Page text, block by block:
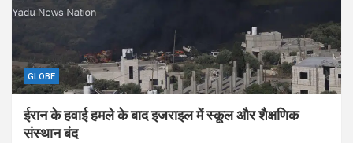
GLOBE
ईरान के हवाई हमले के बाद इजराइल में स्कूल और शैक्षणिक
संस्थान बंद